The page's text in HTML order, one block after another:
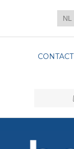
CONTACT